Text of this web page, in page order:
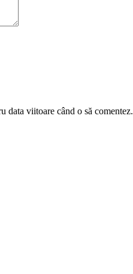
data viitoare când o să comentez.